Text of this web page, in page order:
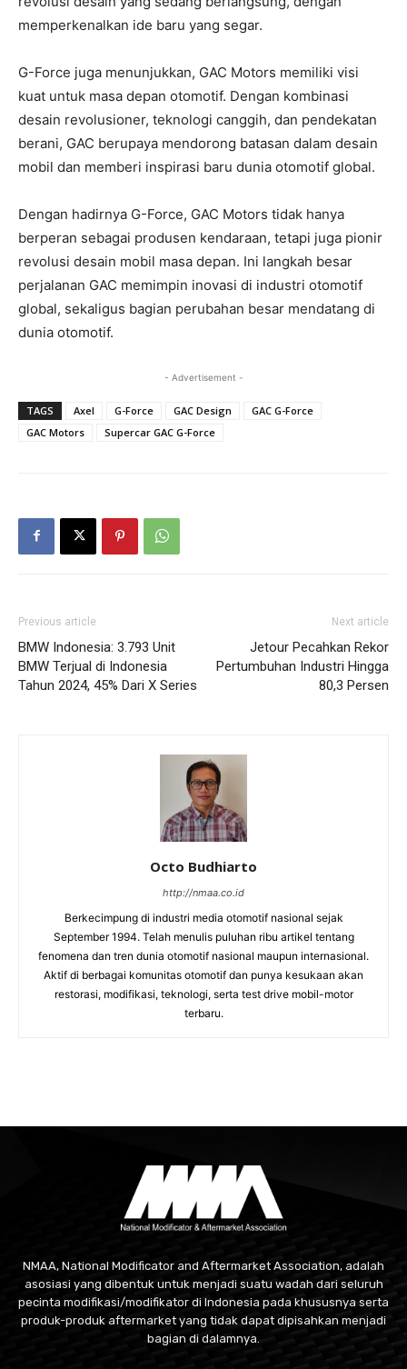
memperkenalkan ide baru yang segar.
G-Force juga menunjukkan, GAC Motors memiliki visi
kuat untuk masa depan otomotif. Dengan kombinasi
desain revolusioner, teknologi canggih, dan pendekatan
berani, GAC berupaya mendorong batasan dalam desain
mobil dan memberi inspirasi baru dunia otomotif global.
Dengan hadirnya G-Force, GAC Motors tidak hanya
berperan sebagai produsen kendaraan, tetapi juga pionir
revolusi desain mobil masa depan. Ini langkah besar
perjalanan GAC memimpin inovasi di industri otomotif
global, sekaligus bagian perubahan besar mendatang di
dunia otomotif.
- Advertisement -
TAGS Axel G-Force GAC Design
GAC G-Force
GAC Motors
Supercar GAC G-Force
Previous article
BMW Indonesia: 3.793 Unit
BMW Terjual di Indonesia
Tahun 2024, 45% Dari X Series
Next article
Jetour Pecahkan Rekor
Pertumbuhan Industri Hingga
80,3 Persen
Octo Budhiarto
http://nmaa.co.id
Berkecimpung di industri media otomotif nasional sejak
September 1994. Telah menulis puluhan ribu artikel tentang
fenomena dan tren dunia otomotif nasional maupun internasional.
Aktif di berbagai komunitas otomotif dan punya kesukaan akan
restorasi, modifikasi, teknologi, serta test drive mobil-motor
terbaru.
NMAA, National Modificator and Aftermarket Association, adalah
asosiasi yang dibentuk untuk menjadi suatu wadah dari seluruh
pecinta modifikasi/modifikator di Indonesia pada khususnya serta
produk-produk aftermarket yang tidak dapat dipisahkan menjadi
bagian di dalamnya.